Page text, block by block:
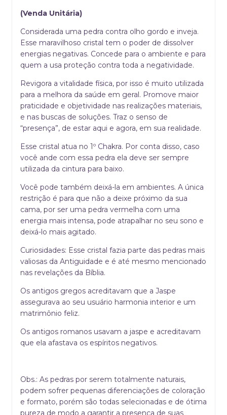
(Venda Unitária)
Considerada uma pedra contra olho gordo e inveja.
Esse maravilhoso cristal tem o poder de dissolver
energias negativas. Concede para o ambiente e para
quem a usa proteção contra toda a negatividade.
Revigora a vitalidade física, por isso é muito utilizada
para a melhora da saúde em geral. Promove maior
praticidade e objetividade nas realizações materiais,
e nas buscas de soluções. Traz o senso de
“presença”, de estar aqui e agora, em sua realidade.
Esse cristal atua no 1º Chakra. Por conta disso, caso
você ande com essa pedra ela deve ser sempre
utilizada da cintura para baixo.
Você pode também deixá-la em ambientes. A única
restrição é para que não a deixe próximo da sua
cama, por ser uma pedra vermelha com uma
energia mais intensa, pode atrapalhar no seu sono e
deixá-lo mais agitado.
Curiosidades: Esse cristal fazia parte das pedras mais
valiosas da Antiguidade e é até mesmo mencionado
nas revelações da Bíblia.
Os antigos gregos acreditavam que a Jaspe
assegurava ao seu usuário harmonia interior e um
matrimônio feliz.
Os antigos romanos usavam a jaspe e acreditavam
que ela afastava os espíritos negativos.
Obs.: As pedras por serem totalmente naturais,
podem sofrer pequenas diferenciações de coloração
e formato, porém são todas selecionadas e de ótima
pureza de modo a garantir a presença de suas